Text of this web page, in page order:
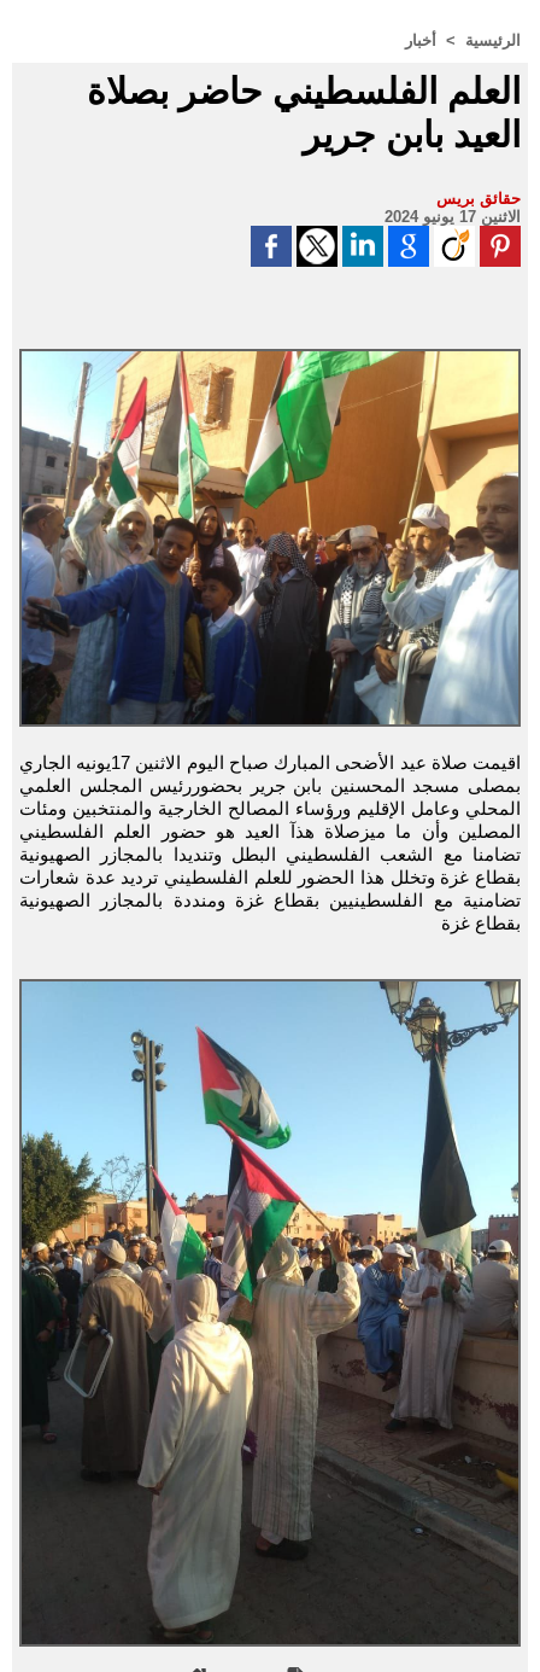
الرئيسية > أخبار
العلم الفلسطيني حاضر بصلاة
العيد بابن جرير
حقائق بريس
الاثنين 17 يونيو 2024
اقيمت صلاة عيد الأضحى المبارك صباح اليوم الاثنين 17يونيه الجاري
بمصلى مسجد المحسنين بابن جرير بحضوررئيس المجلس العلمي
المحلي وعامل الإقليم ورؤساء المصالح الخارجية والمنتخبين ومئات
المصلين وأن ما ميزصلاة هذآ العيد هو حضور العلم الفلسطيني
تضامنا مع الشعب الفلسطيني البطل وتنديدا بالمجازر الصهيونية
بقطاع غزة وتخلل هذا الحضور للعلم الفلسطيني ترديد عدة شعارات
تضامنية مع الفلسطينيين بقطاع غزة ومنددة بالمجازر الصهيونية
بقطاع غزة